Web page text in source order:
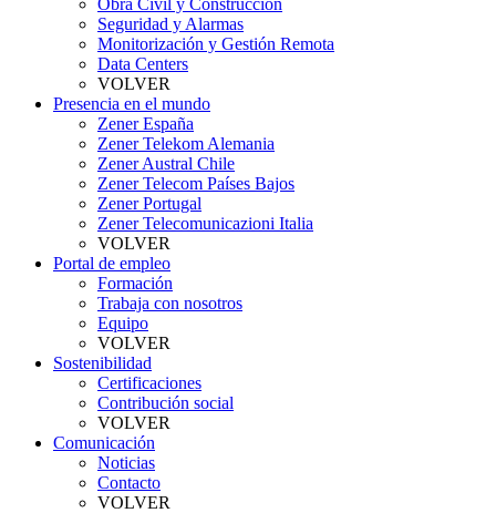
Obra Civil y Construcción
Seguridad y Alarmas
Monitorización y Gestión Remota
Data Centers
VOLVER
Presencia en el mundo
Zener España
Zener Telekom Alemania
Zener Austral Chile
Zener Telecom Países Bajos
Zener Portugal
Zener Telecomunicazioni Italia
VOLVER
Portal de empleo
Formación
Trabaja con nosotros
Equipo
VOLVER
Sostenibilidad
Certificaciones
Contribución social
VOLVER
Comunicación
Noticias
Contacto
VOLVER